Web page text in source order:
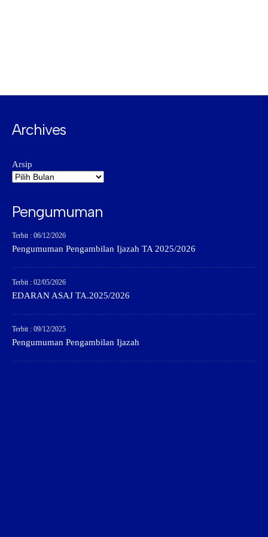
Archives
Arsip
Pengumuman
Terbit : 06/12/2026
Pengumuman Pengambilan Ijazah TA 2025/2026
Terbit : 02/05/2026
EDARAN ASAJ TA.2025/2026
Terbit : 09/12/2025
Pengumuman Pengambilan Ijazah